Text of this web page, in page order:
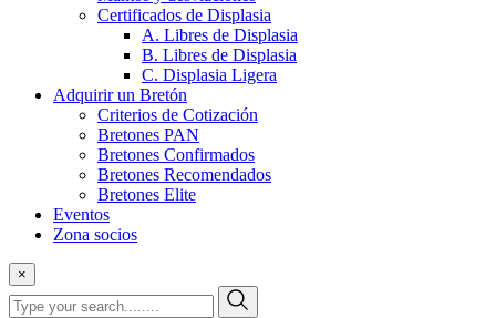
Certificados de Displasia
A. Libres de Displasia
B. Libres de Displasia
C. Displasia Ligera
Adquirir un Bretón
Criterios de Cotización
Bretones PAN
Bretones Confirmados
Bretones Recomendados
Bretones Elite
Eventos
Zona socios
×